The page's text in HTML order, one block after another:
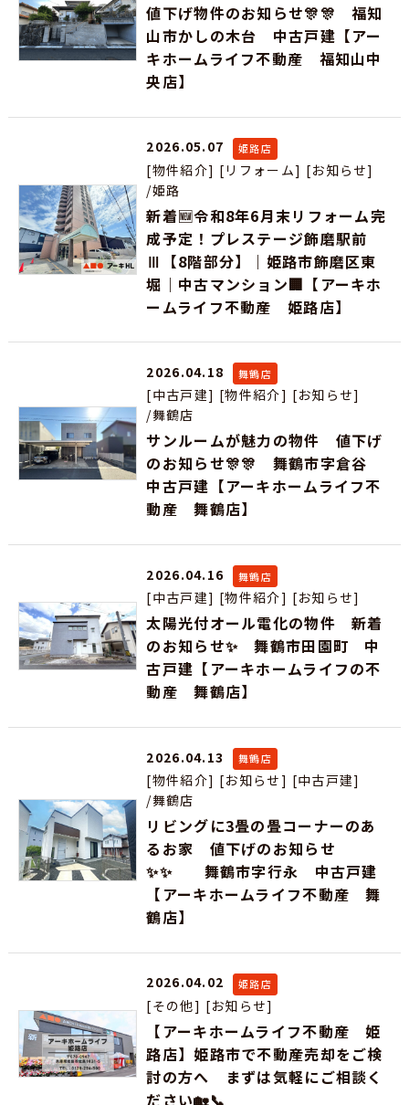
値下げ物件のお知らせ🎊🎊 福知
山市かしの木台 中古戸建【アー
キホームライフ不動産 福知山中
央店】
2026.05.07 姫路店
[物件紹介] [リフォーム] [お知らせ]
/姫路
新着🆕令和8年6月末リフォーム完
成予定！プレステージ飾磨駅前
Ⅲ【8階部分】｜姫路市飾磨区東
堀｜中古マンション🏢【アーキホ
ームライフ不動産 姫路店】
2026.04.18 舞鶴店
[中古戸建] [物件紹介] [お知らせ]
/舞鶴店
サンルームが魅力の物件 値下げ
のお知らせ🎊🎊 舞鶴市字倉谷
中古戸建【アーキホームライフ不
動産 舞鶴店】
2026.04.16 舞鶴店
[中古戸建] [物件紹介] [お知らせ]
太陽光付オール電化の物件 新着
のお知らせ✨ 舞鶴市田園町 中
古戸建【アーキホームライフの不
動産 舞鶴店】
2026.04.13 舞鶴店
[物件紹介] [お知らせ] [中古戸建]
/舞鶴店
リビングに3畳の畳コーナーのあ
るお家 値下げのお知らせ
✨✨ 舞鶴市字行永 中古戸建
【アーキホームライフ不動産 舞
鶴店】
2026.04.02 姫路店
[その他] [お知らせ]
【アーキホームライフ不動産 姫
路店】姫路市で不動産売却をご検
討の方へ まずは気軽にご相談く
ださい🏡📞